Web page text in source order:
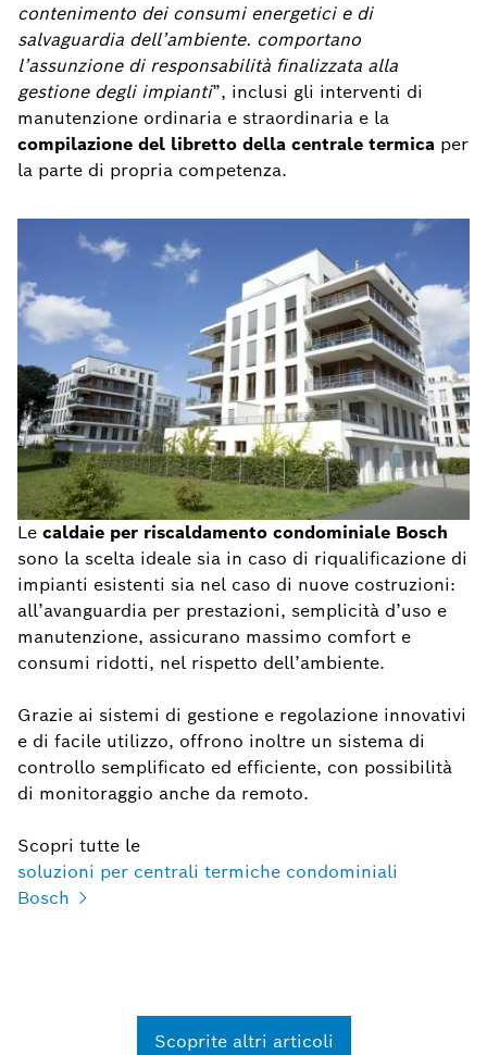
contenimento dei consumi energetici e di
salvaguardia dell’ambiente. comportano
l’assunzione di responsabilità finalizzata alla
gestione degli impianti”, inclusi gli interventi di
manutenzione ordinaria e straordinaria e la
compilazione del libretto della centrale termica per
la parte di propria competenza.
Le caldaie per riscaldamento condominiale Bosch
sono la scelta ideale sia in caso di riqualificazione di
impianti esistenti sia nel caso di nuove costruzioni:
all’avanguardia per prestazioni, semplicità d’uso e
manutenzione, assicurano massimo comfort e
consumi ridotti, nel rispetto dell’ambiente.
Grazie ai sistemi di gestione e regolazione innovativi
e di facile utilizzo, offrono inoltre un sistema di
controllo semplificato ed efficiente, con possibilità
di monitoraggio anche da remoto.
Scopri tutte le
soluzioni per centrali termiche condominiali
Bosch
Scoprite altri articoli